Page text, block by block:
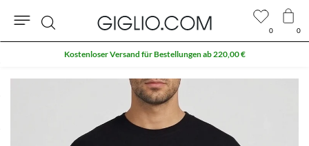
0 0
Suche
Kostenloser Versand für Bestellungen ab 220,00 €